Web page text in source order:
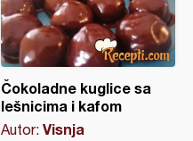
Čokoladne kuglice sa
lešnicima i kafom
Autor: Visnja